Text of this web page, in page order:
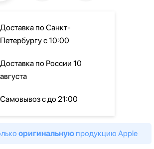
Доставка по Санкт-
Петербургу с 10:00
Доставка по России 10
августа
Самовывоз с до 21:00
оригинальную продукцию Apple